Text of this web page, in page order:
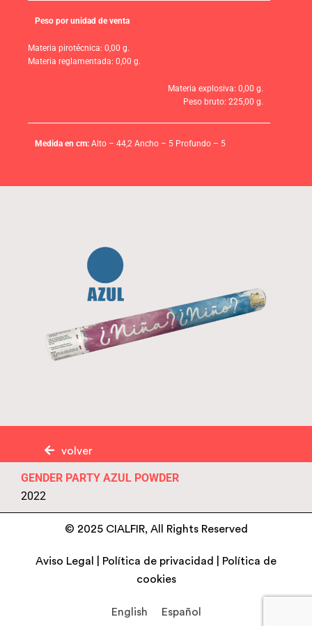
Peso por unidad de venta
Materia pirotécnica: 0,00 g.
Materia reglamentada: 0,00 g.
Materia explosiva: 0,00 g.
Peso bruto: 225,00 g.
Medida en cm: Alto – 44,2 Ancho – 5 Profundo – 5
volver
GENDER PARTY AZUL POWDER
2022
© 2025 CIALFIR, All Rights Reserved
Aviso Legal Política de privacidad
Política de
cookies
English Español